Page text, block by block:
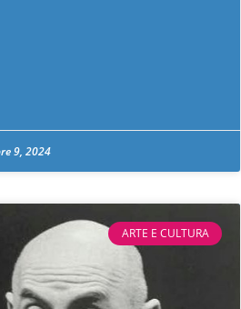
9, 2024
ARTE E CULTURA